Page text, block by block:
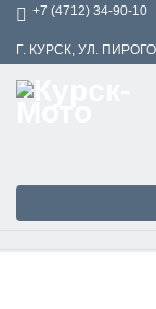
+7 (4712) 34-90-10
Г. КУРСК, УЛ.